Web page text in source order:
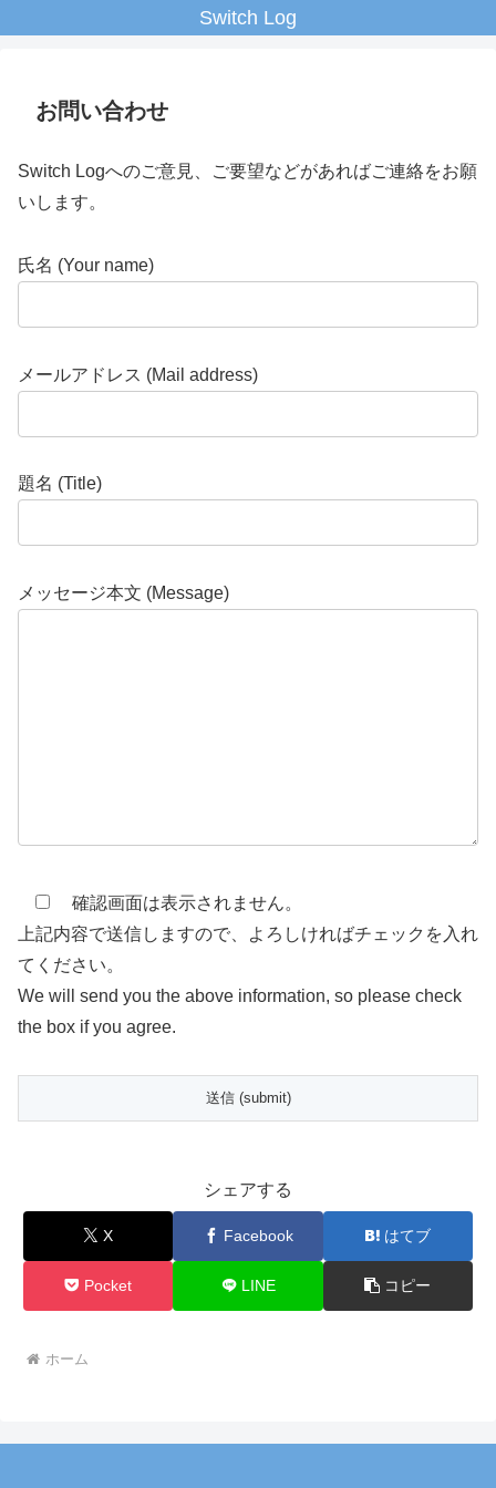
Switch Log
お問い合わせ
Switch Logへのご意見、ご要望などがあればご連絡をお願
いします。
氏名 (Your name)
メールアドレス (Mail address)
題名 (Title)
メッセージ本文 (Message)
確認画面は表示されません。
上記内容で送信しますので、よろしければチェックを入れ
てください。
We will send you the above information, so please check
the box if you agree.
シェアする
X Facebook はてブ
Pocket LINE コピー
ホーム